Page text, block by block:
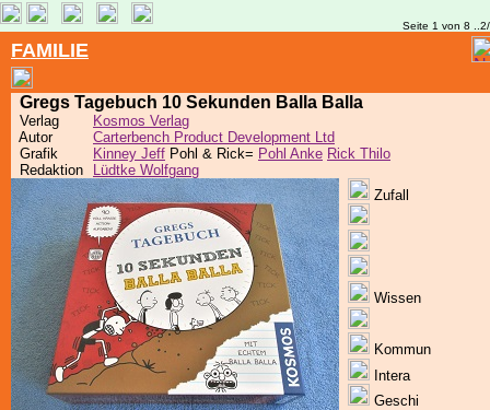
Seite 1 von 8
FAMILIE
Gregs Tagebuch 10 Sekunden Balla Balla
Verlag
Kosmos Verlag
Autor
Carterbench Product Development Ltd
Grafik
Kinney Jeff Pohl & Rick= Pohl Anke Rick Thilo
Redaktion
Lüdtke Wolfgang
Zufall
Wissen
Kommun
Intera
Geschi